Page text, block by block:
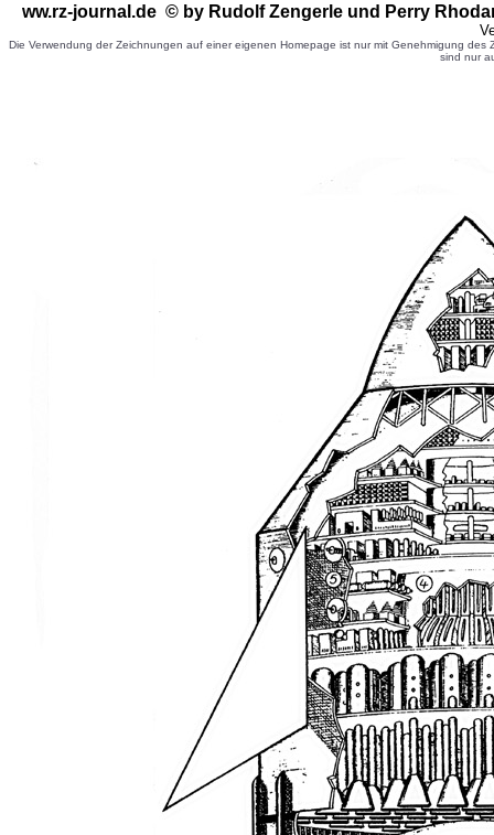
ww.rz-journal.de © by Rudolf Zengerle und Perry
Die Verwendung der Zeichnungen auf einer eigenen Homepage ist nur mit Genehmigung
sind nur